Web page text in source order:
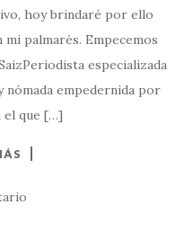
hoy brindaré por ello
palmarés. Empecemos
especializada
empedernida por
el que […]